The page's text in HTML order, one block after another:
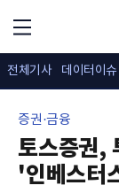
전체기사 데이터이슈
증권·금융
토스증권,
'인베스터